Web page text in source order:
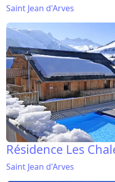
Saint Jean d'Arves
Résidence Les
Saint Jean d'Arves